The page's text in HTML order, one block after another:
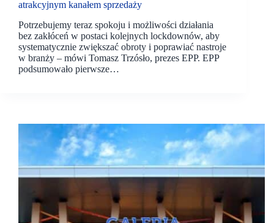
atrakcyjnym kanałem sprzedaży
Potrzebujemy teraz spokoju i możliwości działania
bez zakłóceń w postaci kolejnych lockdownów, aby
systematycznie zwiększać obroty i poprawiać nastroje
w branży – mówi Tomasz Trzósło, prezes EPP. EPP
podsumowało pierwsze…